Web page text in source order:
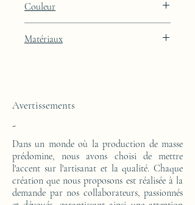
Profondeur : 27cm
Couleur
intégration de feuille de platine
Matériaux
Avertissements
-
Dans un monde où la production de masse
prédomine, nous avons choisi de mettre
l'accent sur l'artisanat et la qualité. Chaque
création que nous proposons est réalisée à la
demande par nos collaborateurs, passionnés